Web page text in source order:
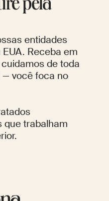
pela
entidades
Receba em
de toda
você foca no
que trabalham